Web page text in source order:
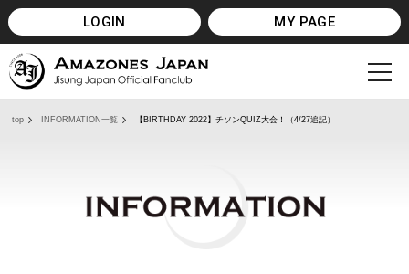
LOGIN MY PAGE
top INFORMATION一覧 【BIRTHDAY 2022】チソンQUIZ大会！（4/27追記）